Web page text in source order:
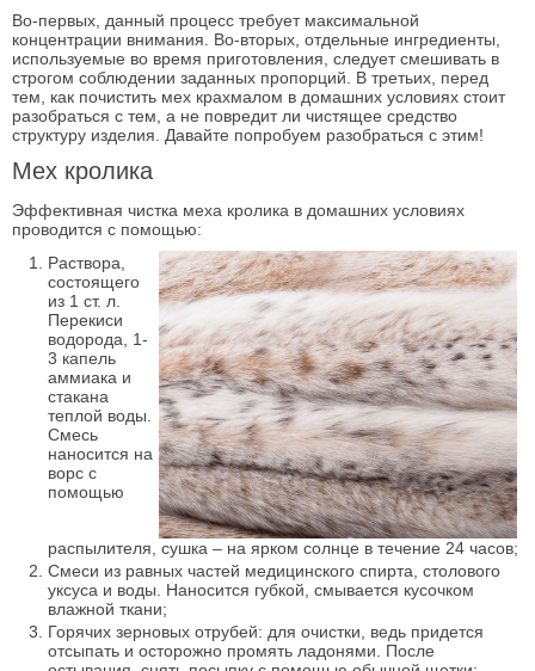
Во-первых, данный процесс требует максимальной
концентрации внимания. Во-вторых, отдельные ингредиенты,
используемые во время приготовления, следует смешивать в
строгом соблюдении заданных пропорций. В третьих, перед
тем, как почистить мех крахмалом в домашних условиях стоит
разобраться с тем, а не повредит ли чистящее средство
структуру изделия. Давайте попробуем разобраться с этим!
Мех кролика
Эффективная чистка меха кролика в домашних условиях
проводится с помощью:
Раствора,
состоящего
из 1 ст. л.
Перекиси
водорода, 1-
3 капель
аммиака и
стакана
теплой воды.
Смесь
наносится на
ворс с
помощью
распылителя, сушка – на ярком солнце в течение 24 часов;
Смеси из равных частей медицинского спирта, столового
уксуса и воды. Наносится губкой, смывается кусочком
влажной ткани;
Горячих зерновых отрубей: для очистки, ведь придется
отсыпать и осторожно промять ладонями. После